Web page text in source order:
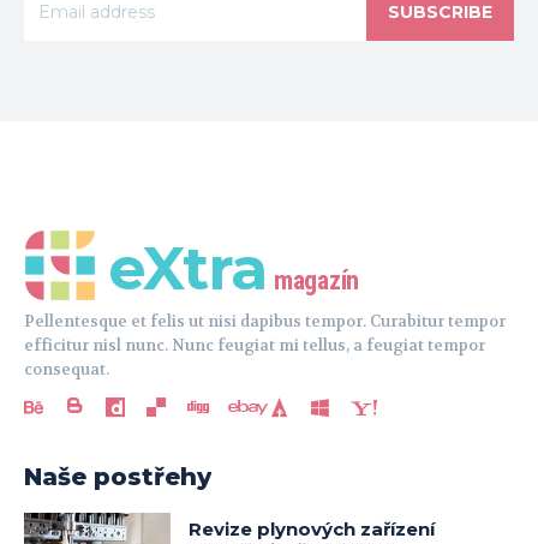
SUBSCRIBE
eXtra magazín
Pellentesque et felis ut nisi dapibus tempor. Curabitur tempor
efficitur nisl nunc. Nunc feugiat mi tellus, a feugiat tempor
consequat.
Naše postřehy
Revize plynových zařízení